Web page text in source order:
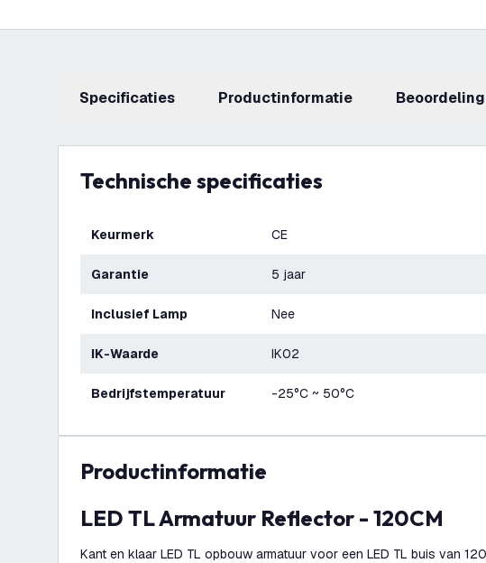
Specificaties productinformatie
Technische specificaties
Keurmerk CE
Garantie 5 jaar
Inclusief Lamp Nee
IK-Waarde IK02
Bedrijfstemperatuur -25°C ~ 50°C
productinformatie
LED TL Armatuur Reflector - 120CM
Kant en klaar LED TL opbouw armatuur voor een LED TL buis van